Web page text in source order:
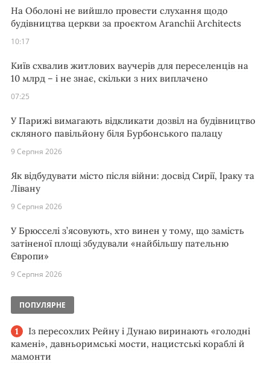
На Оболоні не вийшло провести слухання щодо
будівництва церкви за проєктом Aranchii Architects
10:17
Київ схвалив житлових ваучерів для переселенців на
10 млрд – і не знає, скільки з них виплачено
07:25
У Парижі вимагають відкликати дозвіл на будівництво
скляного павільйону біля Бурбонського палацу
9 Серпня 2026
Як відбудувати місто після війни: досвід Сирії, Іраку та
Лівану
9 Серпня 2026
У Брюсселі з’ясовують, хто винен у тому, що замість
затіненої площі збудували «найбільшу пательню
Європи»
9 Серпня 2026
ПОПУЛЯРНЕ
Із пересохлих Рейну і Дунаю виринають «голодні
камені», давньоримські мости, нацистські кораблі й
мамонти